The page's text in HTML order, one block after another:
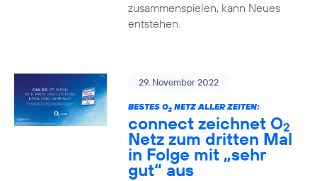
zusammenspielen, kann Neues
entstehen.
29. November 2022
BESTES O2NETZ ALLER ZEITEN:
connect zeichnet O2
Netz zum dritten Mal
in Folge mit „sehr
gut“ aus